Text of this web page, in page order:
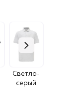
Светло-
серый